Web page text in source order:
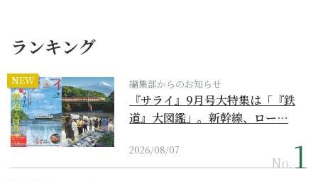
ランキング
NEW 編集部からのお知らせ
『サライ』9月号大特集は「『鉄
道』大図鑑」。新幹線、ロー…
2026/08/07
No.